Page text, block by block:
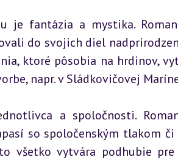
je fantázia a mystika.
do svojich diel
ktoré pôsobia na hrdinov,
napr. v Sládkovičovej
a spoločnosti.
so spoločenským tlakom
všetko vytvára podhubie